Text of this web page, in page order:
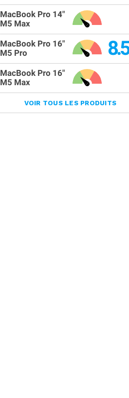
MacBook Pro 14"
M5 Max
MacBook Pro 16"
M5 Pro
8.5
MacBook Pro 16"
M5 Max
VOIR TOUS LES PRODUITS